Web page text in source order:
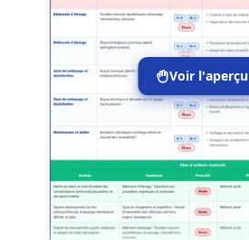
organisationnels ou après incident.
Voir l'aperçu